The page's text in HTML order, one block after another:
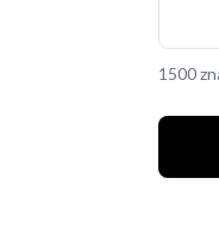
1500